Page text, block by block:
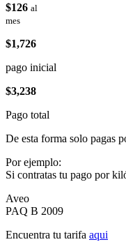
$126 al
mes
$1,726
pago inicial
$3,238
Pago total
De esta forma solo pagas
Por ejemplo:
Si contratas tu pago por
Aveo
PAQ B 2009
Encuentra tu tarifa aqui